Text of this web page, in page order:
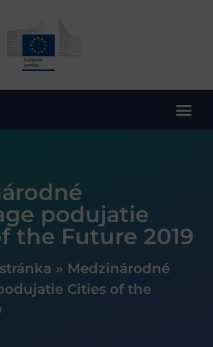
podujatie
the Future 2019
» Medzinárodné
Cities of the